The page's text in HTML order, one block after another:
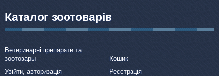
Каталог зоотоварів
Ветеринарні препарати та
зоотовары
Кошик
Увійти, авторизація
Реєстрація